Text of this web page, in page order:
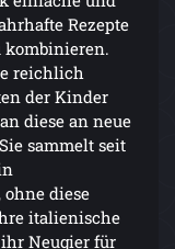
Rezepte
kombinieren.
reichlich
der Kinder
diese an neue
sammelt seit
diese
italienische
Neugier für